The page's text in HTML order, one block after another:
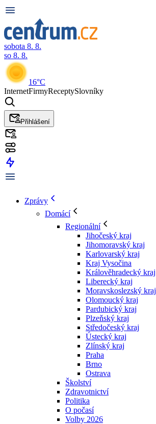
sobota 8. 8.
so 8. 8.
16°C
InternetFirmyReceptySlovníky
Přihlášení
Zprávy
Domácí
Regionální
Jihočeský kraj
Jihomoravský kraj
Karlovarský kraj
Kraj Vysočina
Králověhradecký kraj
Liberecký kraj
Moravskoslezský kraj
Olomoucký kraj
Pardubický kraj
Plzeňský kraj
Středočeský kraj
Ústecký kraj
Zlínský kraj
Praha
Brno
Ostrava
Školství
Zdravotnictví
Politika
O počasí
Volby 2026